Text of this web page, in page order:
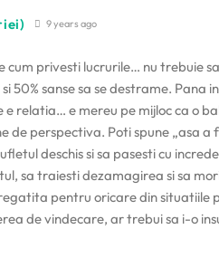
9 years ago
cum privesti lucrurile… nu trebuie
50% sanse sa se destrame.
e relatia… e mereu pe mijloc ca o
de perspectiva. Poti spune „asa a
deschis si sa pasesti cu
sa traiesti dezamagirea si sa
pentru oricare din situatiile
de vindecare, ar trebui sa i-o